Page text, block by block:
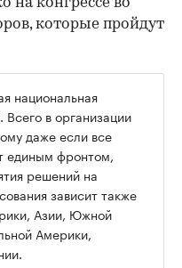
которые пройдут
национальная
в организации
даже если все
единым фронтом,
решений на
зависит также
Азии, Южной
Америки,